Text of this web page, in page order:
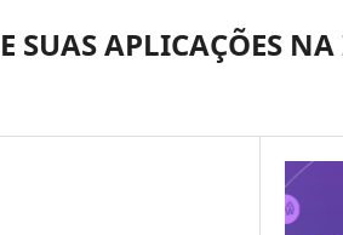
SUAS APLICAÇÕES